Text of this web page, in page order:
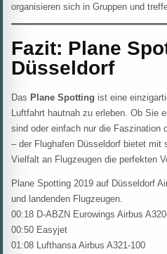
organisieren sich in Gruppen und
Fazit: Plane
Düsseldorf
Das Plane Spotting ist eine
Luftfahrt hautnah zu erleben. Ob Sie
sind oder einfach nur die Faszination
– der Flughafen Düsseldorf bietet mit
Vielfalt an Flugzeugen die perfekten
Plane Spotting 2019 auf Düsseldorf
und landenden Flugzeugen.
00:18 D-ABZN Eurowings Airbus
00:50 Easyjet
01:08 Lufthansa Airbus A321-100